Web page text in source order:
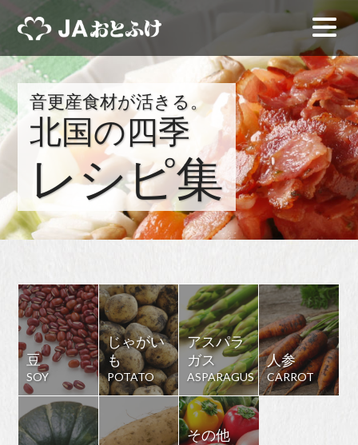
音更産食材が活きる。
北国の四季
レシピ集
豆
SOY
じゃがい
も
POTATO
アスパラ
ガス
ASPARAGUS
人参
CARROT
その他